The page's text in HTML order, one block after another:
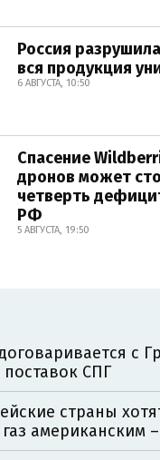
Россия
вся продукция
6 АВГУСТА, 10:50
Спасение
дронов может
четверть
РФ
5 АВГУСТА, 19:50
с
СПГ
страны
американским